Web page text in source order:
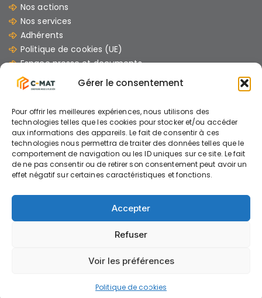
Gérer le consentement
Pour offrir les meilleures expériences, nous utilisons des
technologies telles que les cookies pour stocker et/ou accéder
aux informations des appareils. Le fait de consentir à ces
technologies nous permettra de traiter des données telles que le
comportement de navigation ou les ID uniques sur ce site. Le fait
de ne pas consentir ou de retirer son consentement peut avoir un
effet négatif sur certaines caractéristiques et fonctions.
Accepter
Refuser
Voir les préférences
Politique de cookies
Nos actions
Nos services
Adhérents
Politique de cookies (UE)
Espace presse et documents
Contacts
Les dernières Actus
07/07/2026
GUIDE : « Comment mener un chantier avec
des engins électriques »
26/06/2026
AIDE A L’INVESTISSEMENT ENGINS ELECTRIQUES
© C-MAT 2026 - Mentions légales - Politique de
Modifier vos préférences de cookies